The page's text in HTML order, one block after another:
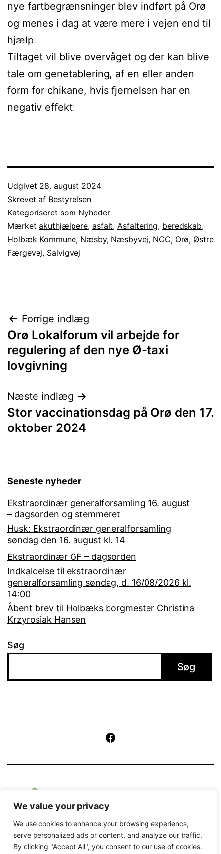
We value your privacy
We use cookies to enhance your browsing experience,
serve personalized ads or content, and analyze our traffic.
By clicking "Accept All", you consent to our use of cookies.
nye fartbegrænsninger blev indført på Orø
og menes i dag at være mere i vejen end til
hjælp.
Tiltaget vil blive overvåget og der kan blive
tale om genetablering, af en eller anden
form for chikane, hvis fjernelsen har en
negativ effekt!
Udgivet 28. august 2024
Skrevet af Bestyrelsen
Kategoriseret som Nyheder
Mærket akuthjælpere, asfalt, Asfaltering, beredskab,
Holbæk Kommune, Næsby, Næsbyvej, NCC, Orø, Østre
Færgevej, Salvigvej
Indlægsnavigation
Forrige indlæg
Orø Lokalforum vil arbejde for
regulering af den nye Ø-taxi
lovgivning
Næste indlæg
Stor vaccinationsdag på Orø den 17.
oktober 2024
Seneste nyheder
Ekstraordinær generalforsamling 16. august
– dagsorden og stemmeret
Husk: Ekstraordinær generalforsamling
søndag den 16. august kl. 14
Ekstraordinær GF – dagsorden
Indkaldelse til ekstraordinær
generalforsamling søndag, d. 16/08/2026 kl.
14:00
Åbent brev til Holbæks borgmester Christina
Krzyrosiak Hansen
Søg
Søg
Kører påWordPress .